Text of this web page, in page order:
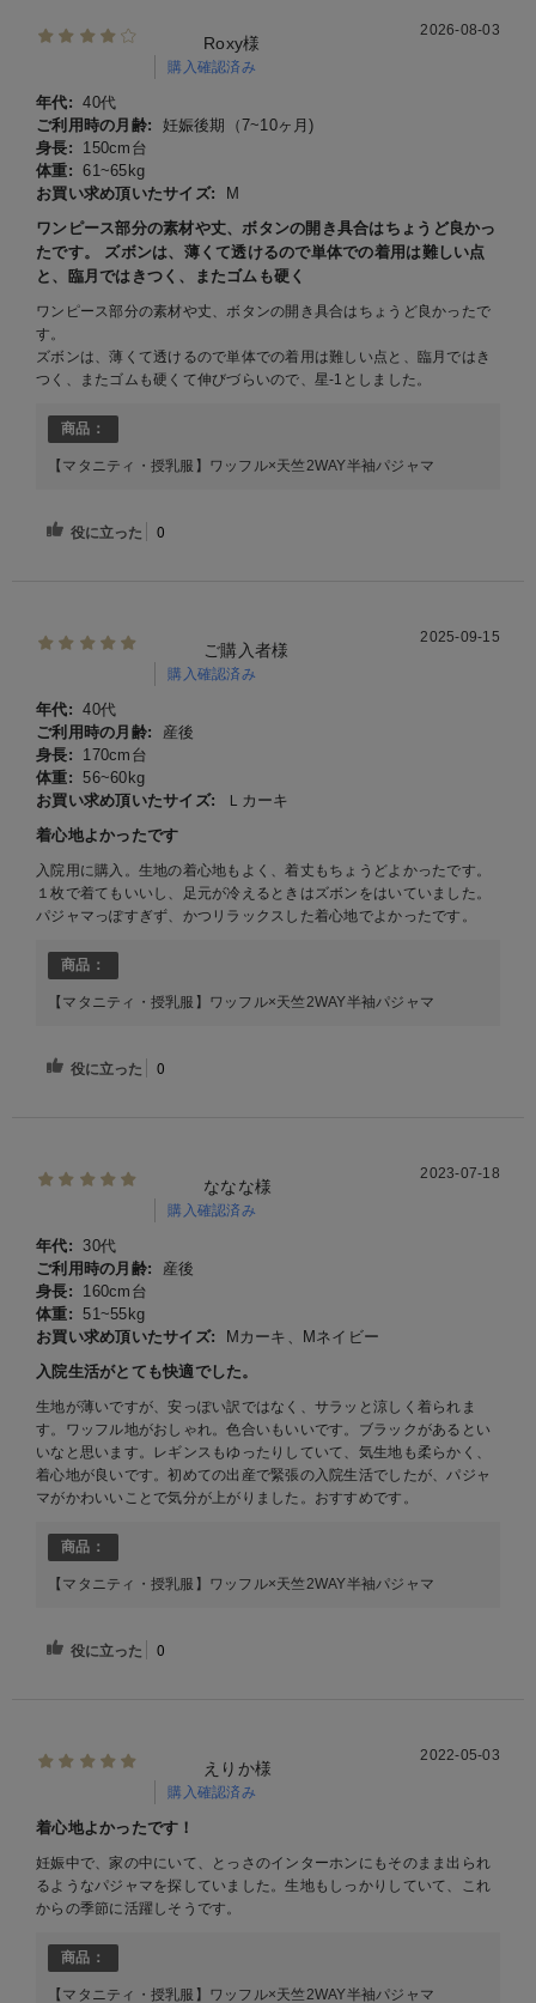
Roxy様
購入確認済み
2026-08-03
年代: 40代
ご利用時の月齢:
妊娠後期（7~10ヶ月)
身長:
150cm台
体重: 61~65kg
お買い求め頂いたサイズ:
M
ワンピース部分の素材や丈、ボタンの開き具合はちょうど良かっ
たです。 ズボンは、薄くて透けるので単体での着用は難しい点
と、臨月ではきつく、またゴムも硬く
ワンピース部分の素材や丈、ボタンの開き具合はちょうど良かったで
す。
ズボンは、薄くて透けるので単体での着用は難しい点と、臨月ではき
つく、またゴムも硬くて伸びづらいので、星-1としました。
商品：
【マタニティ・授乳服】ワッフル×天竺2WAY半袖パジャマ
役に立った 0
ご購入者様
購入確認済み
2025-09-15
年代: 40代
ご利用時の月齢:
産後
身長:
170cm台
体重: 56~60kg
お買い求め頂いたサイズ:
Ｌカーキ
着心地よかったです
入院用に購入。生地の着心地もよく、着丈もちょうどよかったです。
１枚で着てもいいし、足元が冷えるときはズボンをはいていました。
パジャマっぽすぎず、かつリラックスした着心地でよかったです。
商品：
【マタニティ・授乳服】ワッフル×天竺2WAY半袖パジャマ
役に立った 0
ななな様
購入確認済み
2023-07-18
年代:
30代
ご利用時の月齢:
産後
身長:
160cm台
体重: 51~55kg
お買い求め頂いたサイズ:
Mカーキ、Mネイビー
入院生活がとても快適でした。
生地が薄いですが、安っぽい訳ではなく、サラッと涼しく着られま
す。ワッフル地がおしゃれ。色合いもいいです。ブラックがあるとい
いなと思います。レギンスもゆったりしていて、気生地も柔らかく、
着心地が良いです。初めての出産で緊張の入院生活でしたが、パジャ
マがかわいいことで気分が上がりました。おすすめです。
商品：
【マタニティ・授乳服】ワッフル×天竺2WAY半袖パジャマ
役に立った 0
えりか様
購入確認済み
2022-05-03
着心地よかったです！
妊娠中で、家の中にいて、とっさのインターホンにもそのまま出られ
るようなパジャマを探していました。生地もしっかりしていて、これ
からの季節に活躍しそうです。
商品：
【マタニティ・授乳服】ワッフル×天竺2WAY半袖パジャマ